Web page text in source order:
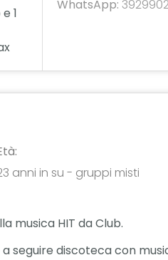
1
WhatsApp:
anni in su - gruppi misti
musica HIT da Club.
seguire discoteca con